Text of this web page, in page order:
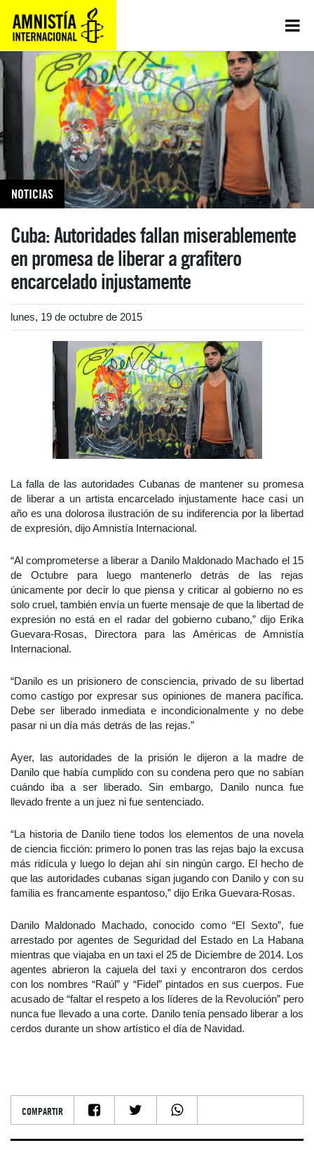
NOTICIAS
Cuba: Autoridades fallan miserablemente
en promesa de liberar a grafitero
encarcelado injustamente
lunes, 19 de octubre de 2015
La falla de las autoridades Cubanas de mantener su promesa
de liberar a un artista encarcelado injustamente hace casi un
año es una dolorosa ilustración de su indiferencia por la libertad
de expresión, dijo Amnistía Internacional.
“Al comprometerse a liberar a Danilo Maldonado Machado el 15
de Octubre para luego mantenerlo detrás de las rejas
únicamente por decir lo que piensa y criticar al gobierno no es
solo cruel, también envía un fuerte mensaje de que la libertad de
expresión no está en el radar del gobierno cubano,” dijo Erika
Guevara-Rosas, Directora para las Américas de Amnistía
Internacional.
“Danilo es un prisionero de consciencia, privado de su libertad
como castigo por expresar sus opiniones de manera pacífica.
Debe ser liberado inmediata e incondicionalmente y no debe
pasar ni un día más detrás de las rejas.”
Ayer, las autoridades de la prisión le dijeron a la madre de
Danilo que había cumplido con su condena pero que no sabían
cuándo iba a ser liberado. Sin embargo, Danilo nunca fue
llevado frente a un juez ni fue sentenciado.
“La historia de Danilo tiene todos los elementos de una novela
de ciencia ficción: primero lo ponen tras las rejas bajo la excusa
más ridícula y luego lo dejan ahí sin ningún cargo. El hecho de
que las autoridades cubanas sigan jugando con Danilo y con su
familia es francamente espantoso,” dijo Erika Guevara-Rosas.
Danilo Maldonado Machado, conocido como “El Sexto”, fue
arrestado por agentes de Seguridad del Estado en La Habana
mientras que viajaba en un taxi el 25 de Diciembre de 2014. Los
agentes abrieron la cajuela del taxi y encontraron dos cerdos
con los nombres “Raúl” y “Fidel” pintados en sus cuerpos. Fue
acusado de “faltar el respeto a los líderes de la Revolución” pero
nunca fue llevado a una corte. Danilo tenía pensado liberar a los
cerdos durante un show artístico el día de Navidad.
COMPARTIR